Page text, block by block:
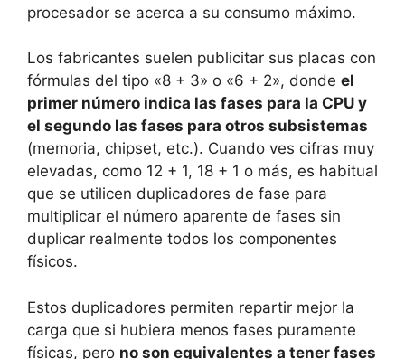
procesador se acerca a su consumo máximo.
Los fabricantes suelen publicitar sus placas con
fórmulas del tipo «8 + 3» o «6 + 2», donde el
primer número indica las fases para la CPU y
el segundo las fases para otros subsistemas
(memoria, chipset, etc.). Cuando ves cifras muy
elevadas, como 12 + 1, 18 + 1 o más, es habitual
que se utilicen duplicadores de fase para
multiplicar el número aparente de fases sin
duplicar realmente todos los componentes
físicos.
Estos duplicadores permiten repartir mejor la
carga que si hubiera menos fases puramente
físicas, pero no son equivalentes a tener fases